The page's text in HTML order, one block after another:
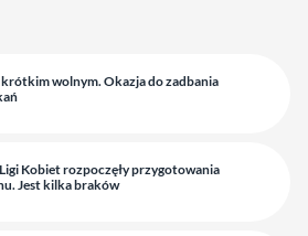
krótkim wolnym. Okazja do zadbania
Kobiet rozpoczęły przygotowania
Jest kilka braków